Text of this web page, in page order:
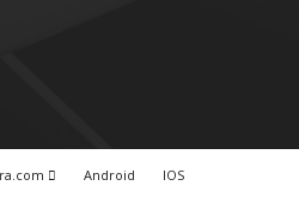
Baca GATRA Baru Bicara